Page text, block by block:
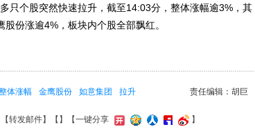
个股突然快速拉升，截至14:03分，整体涨幅逾3%，其
份涨逾4%，板块内个股全部飘红。
责任编辑：胡巨
体涨幅 金鹰股份 如意集团 拉升
转发邮件】【 】 【一键分享 】